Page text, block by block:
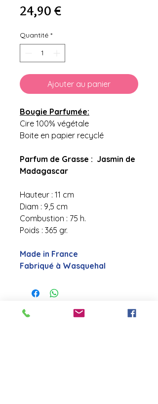
24,90 €Prix
Quantité *
Ajouter au panier
Bougie Parfumée:
Cire 100% végétale
Boite en papier recyclé
Parfum de Grasse : Jasmin de
Madagascar
Hauteur : 11 cm
Diam : 9,5 cm
Combustion : 75 h.
Poids : 365 gr.
Made in France
Fabriqué à Wasquehal
contact@laboutiquederose.
com